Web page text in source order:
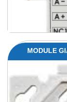
MODULE